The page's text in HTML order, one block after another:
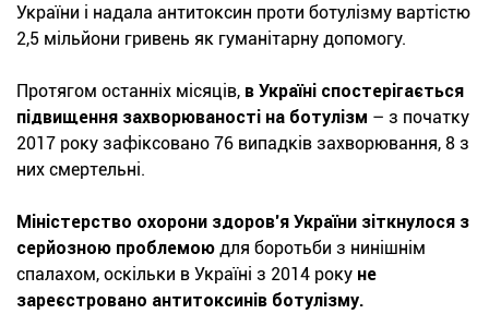
України і надала антитоксин проти ботулізму вартістю
2,5 мільйони гривень як гуманітарну допомогу.
Протягом останніх місяців, в Україні спостерігається
підвищення захворюваності на ботулізм – з початку
2017 року зафіксовано 76 випадків захворювання, 8 з
них смертельні.
Міністерство охорони здоров’я України зіткнулося з
серйозною проблемою для боротьби з нинішнім
спалахом, оскільки в Україні з 2014 року не
зареєстровано антитоксинів ботулізму.